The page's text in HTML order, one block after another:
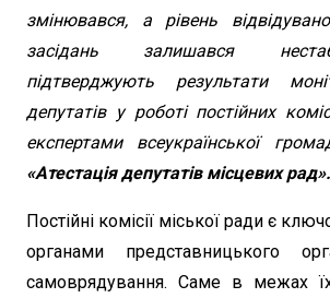
змінювався, а рівень
засідань залишався
підтверджують результати
депутатів у роботі постійних
експертами всеукраїнської
«Атестація депутатів місцевих рад».
Постійні комісії міської ради є
органами представницького
самоврядування. Саме в межах